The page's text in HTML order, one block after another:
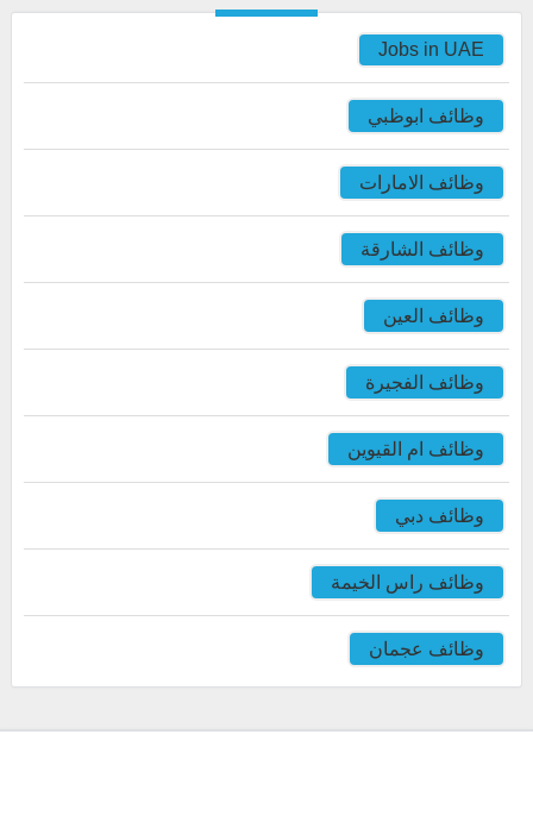
Jobs in UAE
وظائف ابوظبي
وظائف الامارات
وظائف الشارقة
وظائف العين
وظائف الفجيرة
وظائف ام القيوين
وظائف دبي
وظائف راس الخيمة
وظائف عجمان